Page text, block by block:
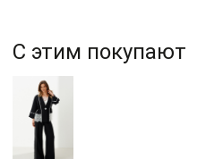
С этим покупают